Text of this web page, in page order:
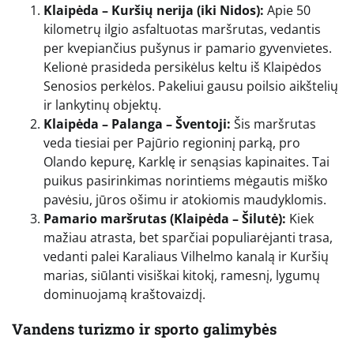
Klaipėda – Kuršių nerija (iki Nidos): Apie 50
kilometrų ilgio asfaltuotas maršrutas, vedantis
per kvepiančius pušynus ir pamario gyvenvietes.
Kelionė prasideda persikėlus keltu iš Klaipėdos
Senosios perkėlos. Pakeliui gausu poilsio aikštelių
ir lankytinų objektų.
Klaipėda – Palanga – Šventoji: Šis maršrutas
veda tiesiai per Pajūrio regioninį parką, pro
Olando kepurę, Karklę ir senąsias kapinaites. Tai
puikus pasirinkimas norintiems mėgautis miško
pavėsiu, jūros ošimu ir atokiomis maudyklomis.
Pamario maršrutas (Klaipėda – Šilutė): Kiek
mažiau atrasta, bet sparčiai populiarėjanti trasa,
vedanti palei Karaliaus Vilhelmo kanalą ir Kuršių
marias, siūlanti visiškai kitokį, ramesnį, lygumų
dominuojamą kraštovaizdį.
Vandens turizmo ir sporto galimybės